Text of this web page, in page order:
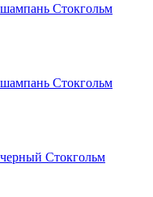
Стокгольм
Стокгольм
Стокгольм